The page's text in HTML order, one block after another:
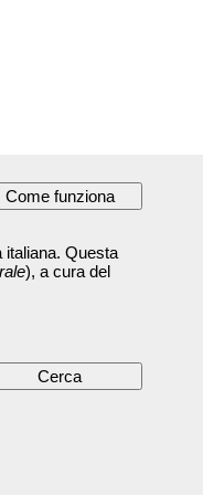
italiana. Questa
), a cura del